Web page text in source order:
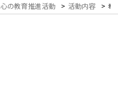
心の教育推進活動 > 活動内容 > 奉